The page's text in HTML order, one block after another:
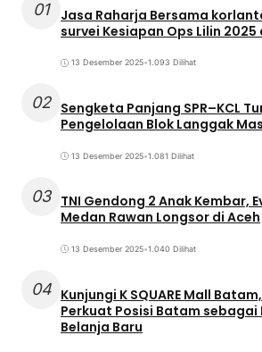
01
Jasa Raharja Bersama
survei Kesiapan Ops Lilin
13 Desember 2025•1.093 Dilihat
02 Sengketa Panjang SPR–KCL
Pengelolaan Blok Langgak
13 Desember 2025•1.081 Dilihat
03 TNI Gendong 2 Anak Kembar,
Medan Rawan Longsor di Aceh
13 Desember 2025•1.040 Dilihat
04 Kunjungi K SQUARE Mall
Perkuat Posisi Batam
Belanja Baru